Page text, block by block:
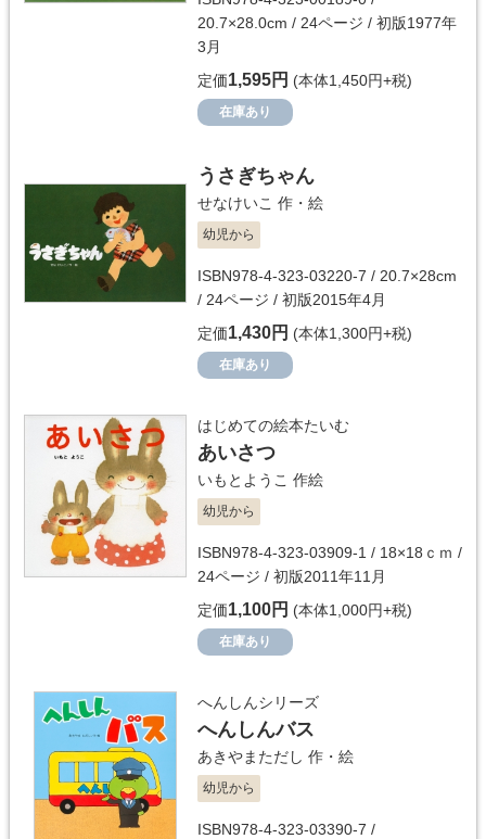
20.7×28.0cm / 24ページ / 初版1977年
3月
定価1,595円 (本体1,450円+税)
在庫あり
うさぎちゃん
せなけいこ 作・絵
幼児から
ISBN978-4-323-03220-7 / 20.7×28cm
/ 24ページ / 初版2015年4月
定価1,430円 (本体1,300円+税)
在庫あり
はじめての絵本たいむ
あいさつ
いもとようこ 作絵
幼児から
ISBN978-4-323-03909-1 / 18×18ｃｍ /
24ページ / 初版2011年11月
定価1,100円 (本体1,000円+税)
在庫あり
へんしんシリーズ
へんしんバス
あきやまただし 作・絵
幼児から
ISBN978-4-323-03390-7 /